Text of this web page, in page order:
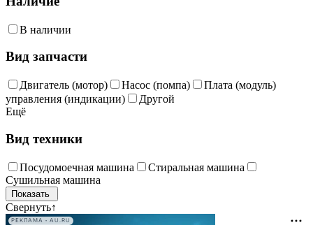
В наличии
Вид запчасти
Двигатель (мотор) Насос (помпа)
Плата (модуль)
управления (индикации)
Другой
Ещё
Вид техники
Посудомоечная машина
Стиральная машина
Сушильная машина
Свернуть↑
РЕКЛАМА • AU.RU